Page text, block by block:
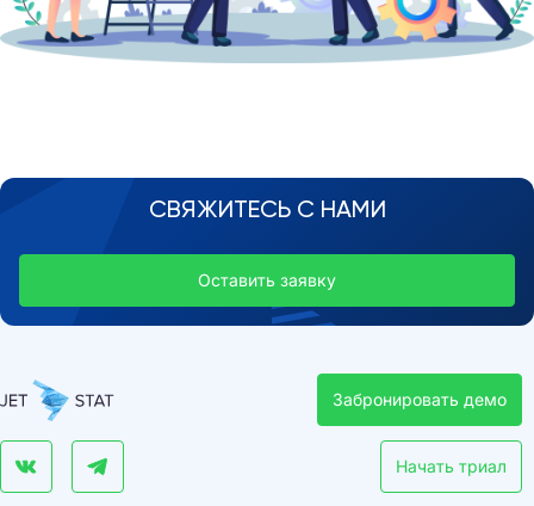
СВЯЖИТЕСЬ С НАМИ
Оставить заявку
Забронировать демо
Начать триал